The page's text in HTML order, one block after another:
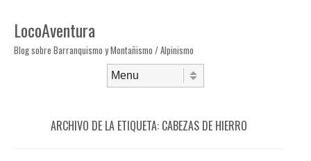
LocoAventura
Blog sobre Barranquismo y Montañismo / Alpinismo
ARCHIVO DE LA ETIQUETA: CABEZAS DE HIERRO